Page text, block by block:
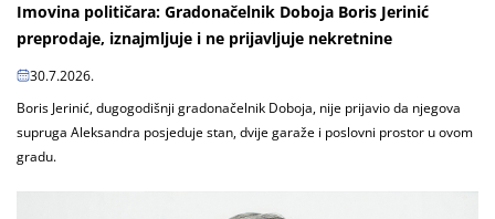
Imovina političara: Gradonačelnik Doboja Boris Jerinić
preprodaje, iznajmljuje i ne prijavljuje nekretnine
30.7.2026.
Boris Jerinić, dugogodišnji gradonačelnik Doboja, nije prijavio da njegova
supruga Aleksandra posjeduje stan, dvije garaže i poslovni prostor u ovom
gradu.